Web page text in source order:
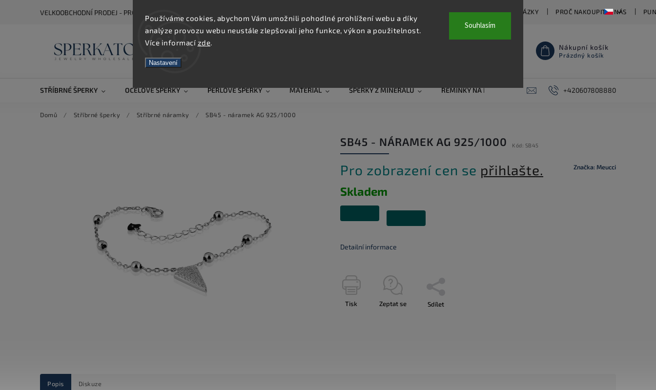
Používáme cookies, abychom Vám umožnili pohodlné prohlížení webu a díky
analýze provozu webu neustále zlepšovali jeho funkce, výkon a použitelnost.
Více informací zde.
Nastavení
Souhlasím
VELKOOBCHODNÍ PRODEJ - PRO ZOBRAZENÍ CEN SE REGISTRUJTE ČASTO KLADENÉ OTÁZKY PROČ NAKOUPIT U NÁS
Nákupní košík
Prázdný košík
STŘÍBRNÉ ŠPERKY OCELOVÉ ŠPERKY PERLOVÉ ŠPERKY MATERIÁL ŠPERKY Z MINERÁLŮ ŘEMÍNKY NA HODINKY AKCE PIERCING
+420607808880
Domů / Stříbrné šperky / Stříbrné náramky / SB45 - náramek AG 925/1000
SB45 - NÁRAMEK AG 925/1000 Kód: SB45
Značka: Meucci
Pro zobrazení cen se přihlašte.
Skladem
Detailní informace
Tisk Zeptat se Sdílet
Popis Diskuze